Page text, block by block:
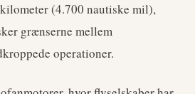
(4.700 nautiske mil),
grænserne mellem
operationer.